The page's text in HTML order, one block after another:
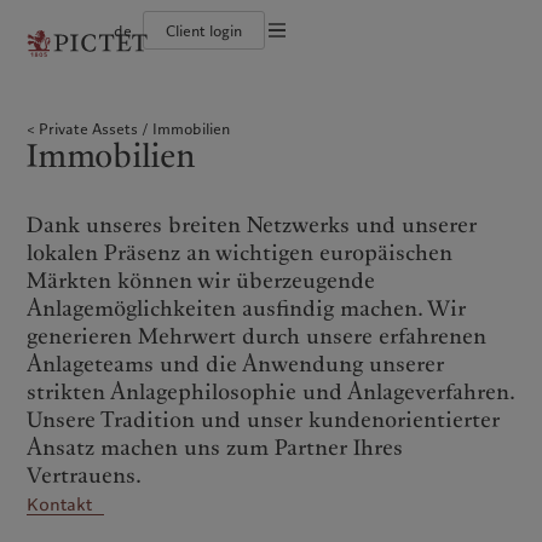
de Client login
Unternehmensratings
Diversität, Gleichstellung und Inklusion
Karrieremöglichkeiten
Institutionelle Anleger
Alternative Anlagen
Asset Services
Beyond markets
Den Newsletter abonnieren
Klimaaktionsplan
Grundsätze für Klimainvestments
Nachhaltigkeits-Governance
Bahamas
Canada (en)|Canada (fr)
United States
China Offshore|中国离岸
Hong Kong SAR|香港特別行政區
|香港特别行政区
日本
Singapore|新加坡
Taiwan|台灣
Europa
Belgique
Deutschland
Nahost
Die Pictet-Gruppe
Die Teilhaber der Pictet-Gruppe
Unternehmensratings
Diversität, Gleichstellung und
Inklusion
Karrieremöglichkeiten
Collection Pictet
Campus Pictet de Rochemont
Einzelpersonen und Familien
Finanzinstitute und
Intermediäre
Institutionelle Anleger
Was wir anbieten
Private Assets Immobilien
Immobilien
Dank unseres breiten Netzwerks und unserer
lokalen Präsenz an wichtigen europäischen
Märkten können wir überzeugende
Anlagemöglichkeiten ausfindig machen. Wir
generieren Mehrwert durch unsere erfahrenen
Anlageteams und die Anwendung unserer
strikten Anlagephilosophie und Anlageverfahren.
Unsere Tradition und unser kundenorientierter
Ansatz machen uns zum Partner Ihres
Vertrauens.
Kontakt